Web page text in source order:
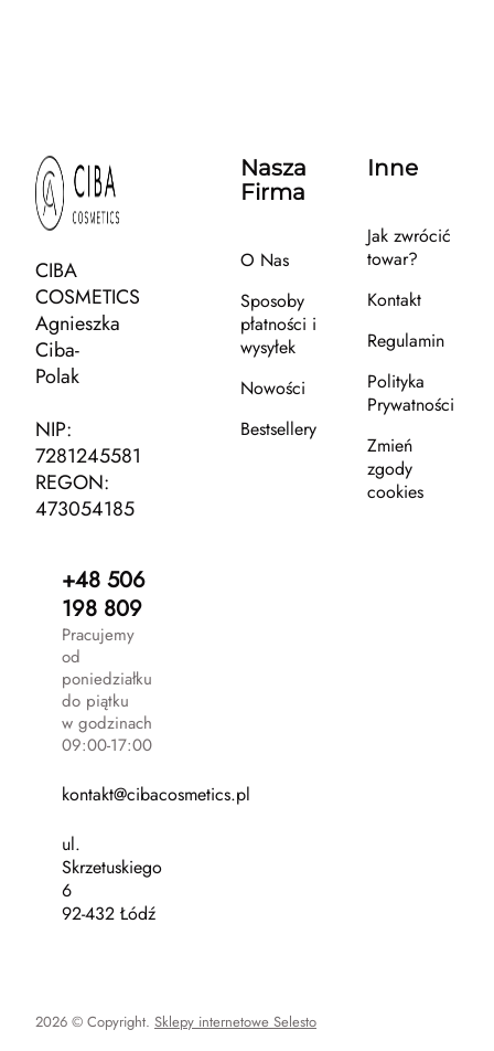
CIBA
COSMETICS
Agnieszka
Ciba-
Polak
NIP:
7281245581
REGON:
473054185
+48 506
198 809
Pracujemy
od
poniedziałku
do piątku
w godzinach
09:00-17:00
kontakt@cibacosmetics.pl
ul.
Skrzetuskiego
6
92-432 Łódź
Nasza
Firma
O Nas
Sposoby
płatności i
wysyłek
Nowości
Bestsellery
Inne
Jak zwrócić
towar?
Kontakt
Regulamin
Polityka
Prywatności
Zmień
zgody
cookies
2026 © Copyright. Sklepy internetowe Selesto